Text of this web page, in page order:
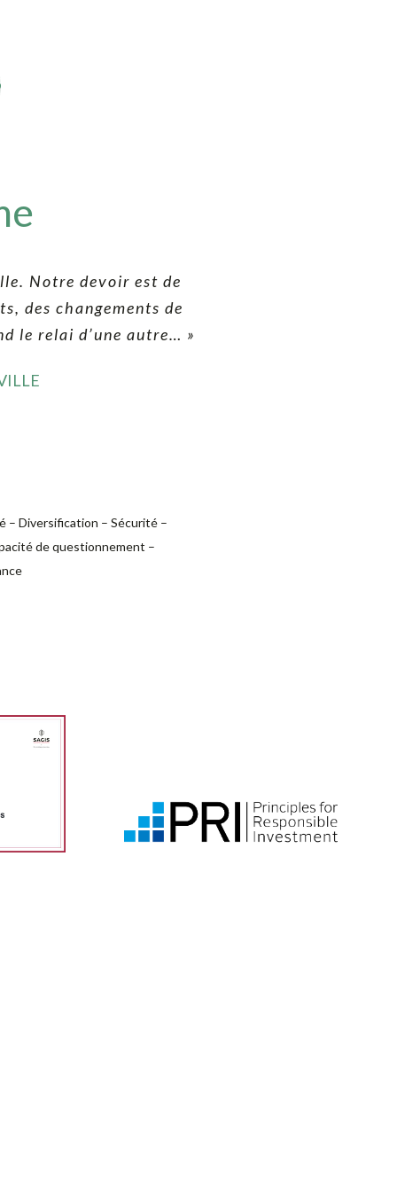
Notre devoir est de
des changements de
le relai d’une autre… »
– Diversification – Sécurité –
de questionnement –